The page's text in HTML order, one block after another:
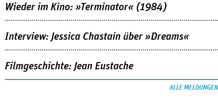
Wieder im Kino: »Terminator« (1984)
Interview: Jessica Chastain über »Dreams«
Filmgeschichte: Jean Eustache
ALLE MELDUNGEN